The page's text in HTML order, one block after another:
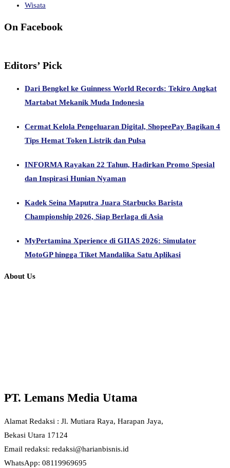
Wisata
On Facebook
Editors’ Pick
Dari Bengkel ke Guinness World Records: Tekiro Angkat
Martabat Mekanik Muda Indonesia
Cermat Kelola Pengeluaran Digital, ShopeePay Bagikan 4
Tips Hemat Token Listrik dan Pulsa
INFORMA Rayakan 22 Tahun, Hadirkan Promo Spesial
dan Inspirasi Hunian Nyaman
Kadek Seina Maputra Juara Starbucks Barista
Championship 2026, Siap Berlaga di Asia
MyPertamina Xperience di GIIAS 2026: Simulator
MotoGP hingga Tiket Mandalika Satu Aplikasi
About Us
PT. Lemans Media Utama
Alamat Redaksi : Jl. Mutiara Raya, Harapan Jaya,
Bekasi Utara 17124
Email redaksi: redaksi@harianbisnis.id
WhatsApp: 08119969695